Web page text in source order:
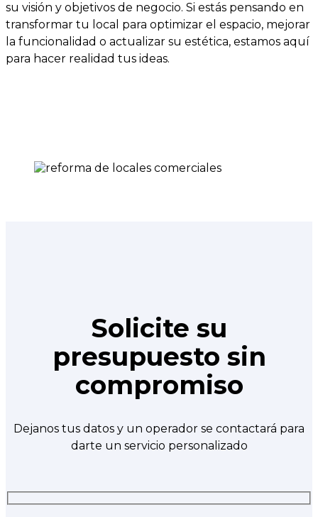
su visión y objetivos de negocio. Si estás pensando en
transformar tu local para optimizar el espacio, mejorar
la funcionalidad o actualizar su estética, estamos aquí
para hacer realidad tus ideas.
Solicite su
presupuesto sin
compromiso
Dejanos tus datos y un operador se contactará para
darte un servicio personalizado